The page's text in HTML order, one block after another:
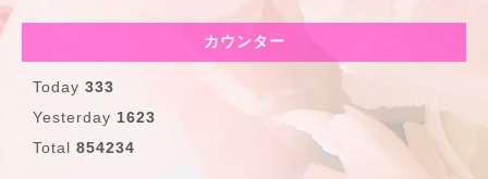
カウンター
Today 333
Yesterday 1623
Total 854234